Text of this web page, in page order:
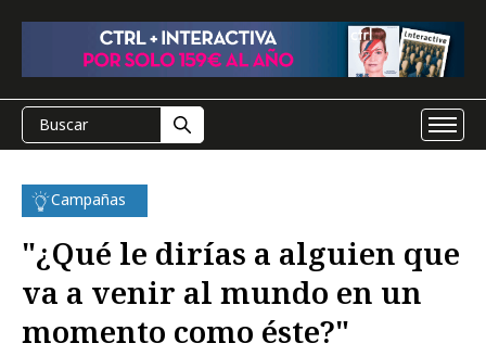
Campañas
"¿Qué le dirías a alguien que
va a venir al mundo en un
momento como éste?"